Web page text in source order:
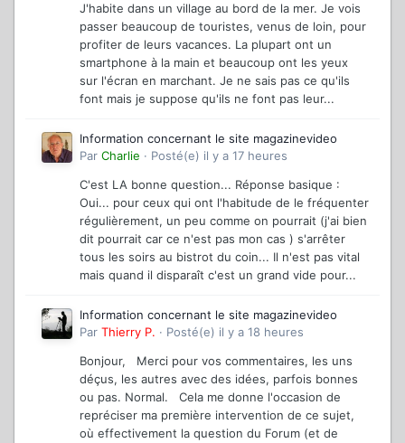
J'habite dans un village au bord de la mer. Je vois
passer beaucoup de touristes, venus de loin, pour
profiter de leurs vacances. La plupart ont un
smartphone à la main et beaucoup ont les yeux
sur l'écran en marchant. Je ne sais pas ce qu'ils
font mais je suppose qu'ils ne font pas leur...
Information concernant le site magazinevideo
Par Charlie · Posté(e) il y a 17 heures
C'est LA bonne question... Réponse basique :
Oui... pour ceux qui ont l'habitude de le fréquenter
régulièrement, un peu comme on pourrait (j'ai bien
dit pourrait car ce n'est pas mon cas ) s'arrêter
tous les soirs au bistrot du coin... Il n'est pas vital
mais quand il disparaît c'est un grand vide pour...
Information concernant le site magazinevideo
Par Thierry P. · Posté(e) il y a 18 heures
Bonjour, Merci pour vos commentaires, les uns
déçus, les autres avec des idées, parfois bonnes
ou pas. Normal. Cela me donne l'occasion de
repréciser ma première intervention de ce sujet,
où effectivement la question du Forum (et de